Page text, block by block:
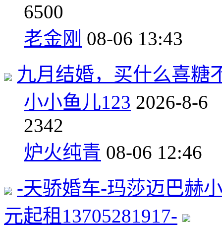
6500
老金刚 08-06 13:43
九月结婚，买什么喜糖
小小鱼儿123 2026-8-6
2342
炉火纯青 08-06 12:46
-天骄婚车-玛莎迈巴赫
元起租13705281917-